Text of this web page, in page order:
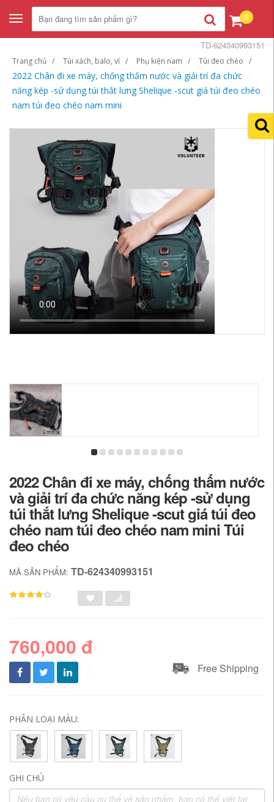
Toggle
navigation
0
Trang chủ Túi xách, balo, ví Phụ kiện nam Túi đeo chéo
2022 Chân đi xe máy, chống thấm nước và giải trí đa chức
năng kép -sử dụng túi thắt lưng Shelique -scut giá túi đeo chéo
nam túi đeo chéo nam mini
TD-624340993151
2022 Chân đi xe máy, chống thấm nước
và giải trí đa chức năng kép -sử dụng
túi thắt lưng Shelique -scut giá túi đeo
chéo nam túi đeo chéo nam mini Túi
đeo chéo
MÃ SẢN PHẨM: TD-624340993151
760,000 đ
Free Shipping
PHÂN LOẠI MÀU:
GHI CHÚ